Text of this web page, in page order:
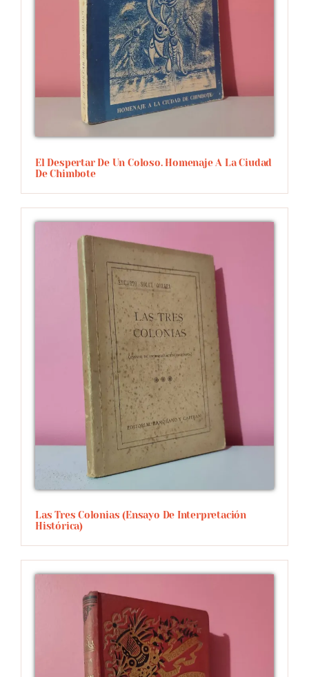
El Despertar De Un Coloso. Homenaje A La Ciudad
De Chimbote
Las Tres Colonias (ensayo De Interpretación
Histórica)